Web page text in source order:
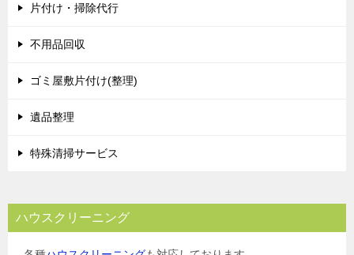
片付け・掃除代行
不用品回収
ゴミ屋敷片付け(整理)
遺品整理
特殊清掃サービス
ハウスクリーニング